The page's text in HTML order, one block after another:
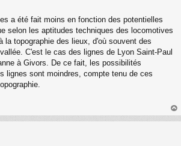
a été fait moins en fonction des potentielles
selon les aptitudes techniques des locomotives
la topographie des lieux, d'où souvent des
C'est le cas des lignes de Lyon Saint-Paul
à Givors. De ce fait, les possibilités
lignes sont moindres, compte tenu de ces
au